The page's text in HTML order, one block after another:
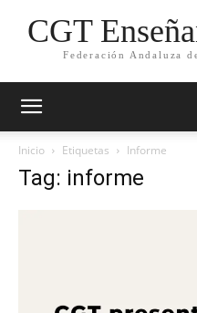
CGT
Federación Andaluza
Inicio Etiquetas Informe
Tag: informe